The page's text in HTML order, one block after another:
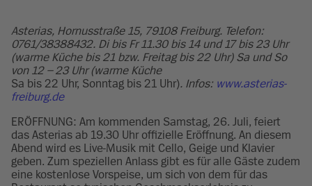
Asterias, Hornusstraße 15, 79108 Freiburg. Telefon:
0761/38388432. Di bis Fr 11.30 bis 14 und 17 bis 23 Uhr
(warme Küche bis 21 bzw. Freitag bis 22 Uhr) Sa und So
von 12 – 23 Uhr (warme Küche
Sa bis 22 Uhr, Sonntag bis 21 Uhr). Infos: www.asterias-
freiburg.de
ERÖFFNUNG: Am kommenden Samstag, 26. Juli, feiert
das Asterias ab 19.30 Uhr offizielle Eröffnung. An diesem
Abend wird es Live-Musik mit Cello, Geige und Klavier
geben. Zum speziellen Anlass gibt es für alle Gäste zudem
eine kostenlose Vorspeise, um sich von dem für das